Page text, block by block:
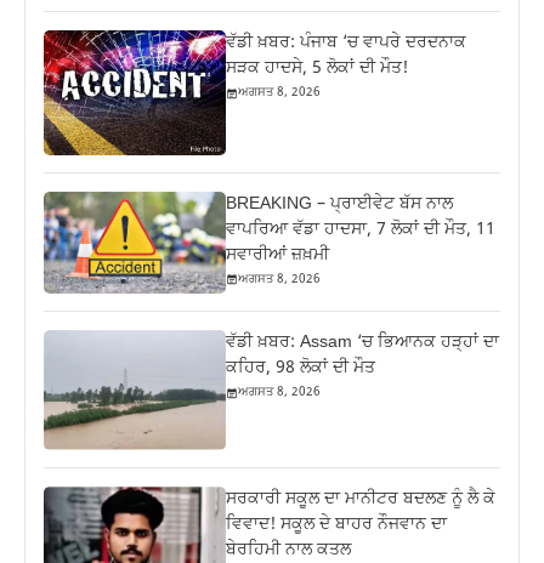
ਵੱਡੀ ਖ਼ਬਰ: ਪੰਜਾਬ ‘ਚ ਵਾਪਰੇ ਦਰਦਨਾਕ
ਸੜਕ ਹਾਦਸੇ, 5 ਲੋਕਾਂ ਦੀ ਮੌਤ!
ਅਗਸਤ 8, 2026
BREAKING – ਪ੍ਰਾਈਵੇਟ ਬੱਸ ਨਾਲ
ਵਾਪਰਿਆ ਵੱਡਾ ਹਾਦਸਾ, 7 ਲੋਕਾਂ ਦੀ ਮੌਤ, 11
ਸਵਾਰੀਆਂ ਜ਼ਖ਼ਮੀ
ਅਗਸਤ 8, 2026
ਵੱਡੀ ਖ਼ਬਰ: Assam ‘ਚ ਭਿਆਨਕ ਹੜ੍ਹਾਂ ਦਾ
ਕਹਿਰ, 98 ਲੋਕਾਂ ਦੀ ਮੌਤ
ਅਗਸਤ 8, 2026
ਸਰਕਾਰੀ ਸਕੂਲ ਦਾ ਮਾਨੀਟਰ ਬਦਲਣ ਨੂੰ ਲੈ ਕੇ
ਵਿਵਾਦ! ਸਕੂਲ ਦੇ ਬਾਹਰ ਨੌਜਵਾਨ ਦਾ
ਬੇਰਹਿਮੀ ਨਾਲ ਕਤਲ